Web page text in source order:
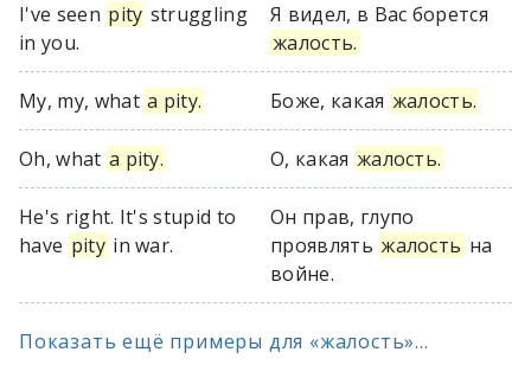
I've seen pity struggling
in you.
Я видел, в Вас борется
жалость.
My, my, what a pity. Боже, какая жалость.
Oh, what a pity. О, какая жалость.
He's right. It's stupid to
have pity in war.
Он прав, глупо
проявлять жалость на
войне.
Показать ещё примеры для «жалость»...